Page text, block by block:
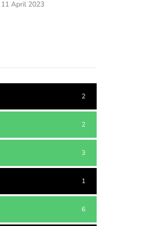
11 April 2023
2
2
3
1
6